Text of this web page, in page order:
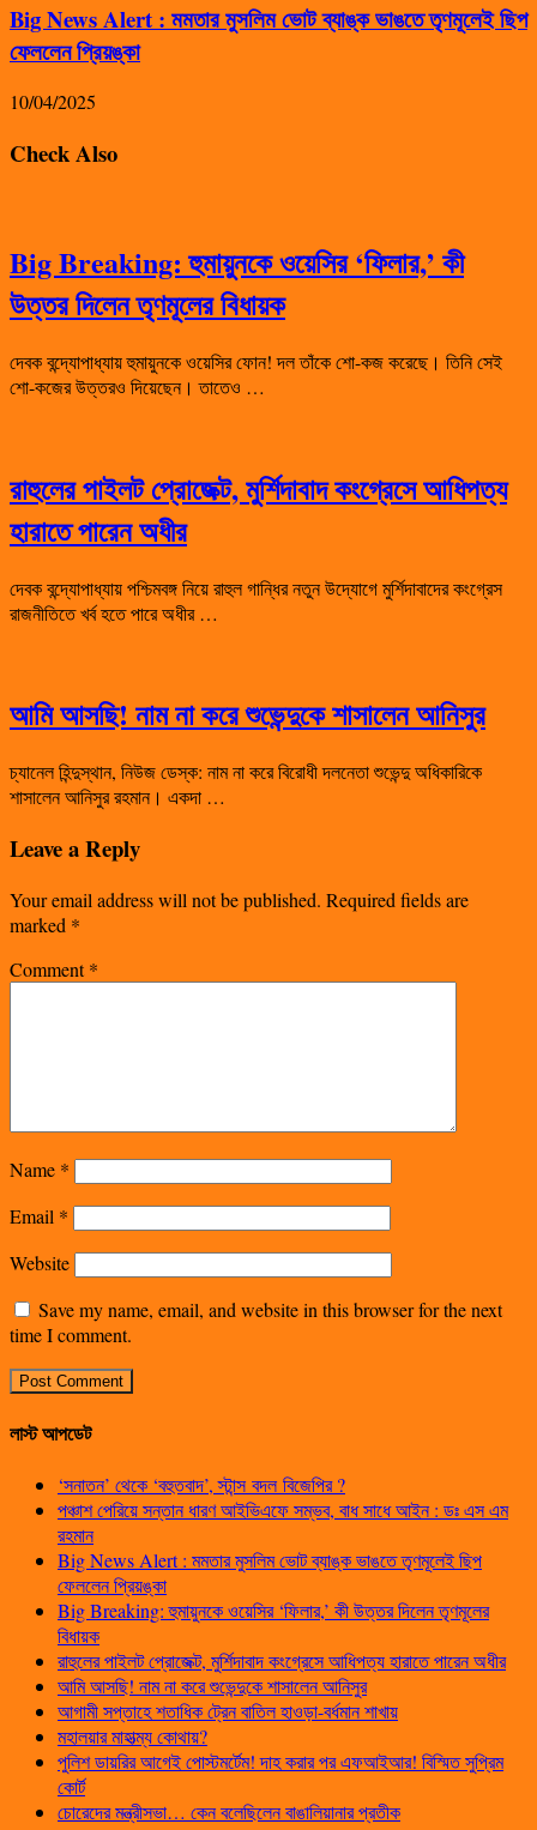
Big News Alert : মমতার মুসলিম ভোট ব্যাঙ্ক ভাঙতে তৃণমূলেই ছিপ
ফেললেন প্রিয়ঙ্কা
10/04/2025
Check Also
Big Breaking: হুমায়ুনকে ওয়েসির ‘ফিলার,’ কী
উত্তর দিলেন তৃণমূলের বিধায়ক
দেবক বন্দ্যোপাধ্যায় হুমায়ুনকে ওয়েসির ফোন! দল তাঁকে শো-কজ করেছে। তিনি সেই
শো-কজের উত্তরও দিয়েছেন। তাতেও …
রাহুলের পাইলট প্রোজেক্ট, মুর্শিদাবাদ কংগ্রেসে আধিপত্য
হারাতে পারেন অধীর
দেবক বন্দ্যোপাধ্যায় পশ্চিমবঙ্গ নিয়ে রাহুল গান্ধির নতুন উদ্যোগে মুর্শিদাবাদের কংগ্রেস
রাজনীতিতে খর্ব হতে পারে অধীর …
আমি আসছি! নাম না করে শুভেন্দুকে শাসালেন আনিসুর
চ্যানেল হিন্দুস্থান, নিউজ ডেস্ক: নাম না করে বিরোধী দলনেতা শুভেন্দু অধিকারিকে
শাসালেন আনিসুর রহমান। একদা …
Leave a Reply
Your email address will not be published. Required fields are
marked *
Comment*
Name *
Email *
Website
Save my name, email, and website in this browser for the next
time I comment.
লাস্ট আপডেট
‘সনাতন’ থেকে ‘বহুতবাদ’, স্টান্স বদল বিজেপির ?
পঞ্চাশ পেরিয়ে সন্তান ধারণ আইভিএফে সম্ভব, বাধ সাধে আইন : ডঃ এস এম
রহমান
Big News Alert : মমতার মুসলিম ভোট ব্যাঙ্ক ভাঙতে তৃণমূলেই ছিপ
ফেললেন প্রিয়ঙ্কা
Big Breaking: হুমায়ুনকে ওয়েসির ‘ফিলার,’ কী উত্তর দিলেন তৃণমূলের
বিধায়ক
রাহুলের পাইলট প্রোজেক্ট, মুর্শিদাবাদ কংগ্রেসে আধিপত্য হারাতে পারেন অধীর
আমি আসছি! নাম না করে শুভেন্দুকে শাসালেন আনিসুর
আগামী সপ্তাহে শতাধিক ট্রেন বাতিল হাওড়া-বর্ধমান শাখায়
মহালয়ার মাহাত্ম্য কোথায়?
পুলিশ ডায়রির আগেই পোস্টমর্টেম! দাহ করার পর এফআইআর! বিস্মিত সুপ্রিম
কোর্ট
চোরেদের মন্ত্রীসভা… কেন বলেছিলেন বাঙালিয়ানার প্রতীক